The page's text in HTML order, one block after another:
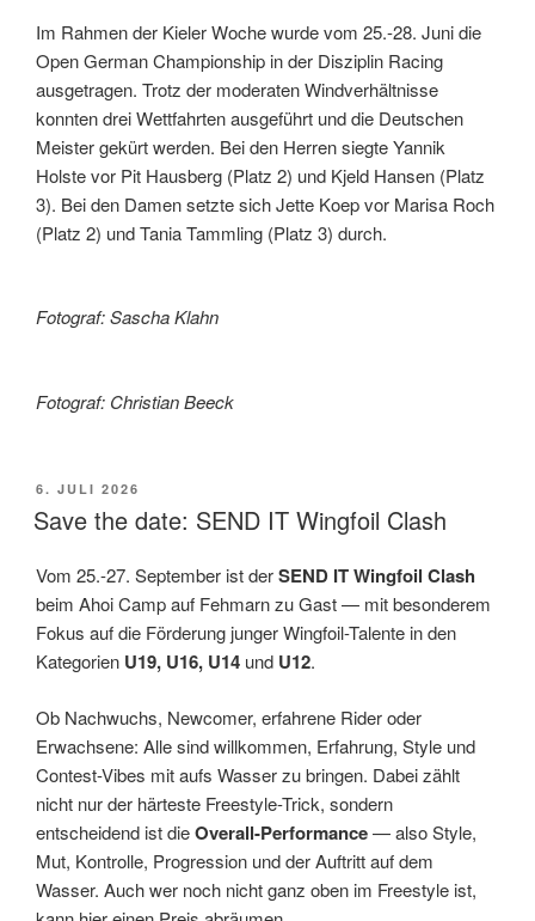
Im Rahmen der Kieler Woche wurde vom 25.-28. Juni die
Open German Championship in der Disziplin Racing
ausgetragen. Trotz der moderaten Windverhältnisse
konnten drei Wettfahrten ausgeführt und die Deutschen
Meister gekürt werden. Bei den Herren siegte Yannik
Holste vor Pit Hausberg (Platz 2) und Kjeld Hansen (Platz
3). Bei den Damen setzte sich Jette Koep vor Marisa Roch
(Platz 2) und Tania Tammling (Platz 3) durch.
Fotograf: Sascha Klahn
Fotograf: Christian Beeck
VERÖFFENTLICHT
AM
6. JULI 2026
Save the date: SEND IT Wingfoil Clash
Vom 25.-27. September ist derSEND IT Wingfoil Clash
beim Ahoi Camp auf Fehmarn zu Gast — mit besonderem
Fokus auf die Förderung junger Wingfoil-Talente in den
Kategorien U19, U16, U14 und U12.
Ob Nachwuchs, Newcomer, erfahrene Rider oder
Erwachsene: Alle sind willkommen, Erfahrung, Style und
Contest-Vibes mit aufs Wasser zu bringen. Dabei zählt
nicht nur der härteste Freestyle-Trick, sondern
entscheidend ist dieOverall-Performance— also Style,
Mut, Kontrolle, Progression und der Auftritt auf dem
Wasser. Auch wer noch nicht ganz oben im Freestyle ist,